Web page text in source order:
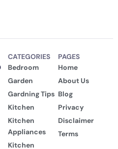
CATEGORIES
Bedroom
Garden
Gardning Tips
Kitchen
Kitchen
Appliances
Kitchen
PAGES
Home
About Us
Blog
Privacy
Disclaimer
Terms